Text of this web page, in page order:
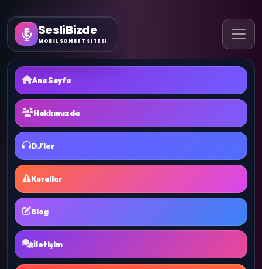
SesliBizde
MOBİL SOHBET SİTESİ
Ana Sayfa
Hakkımızda
DJ'ler
Kurallar
Blog
İletişim